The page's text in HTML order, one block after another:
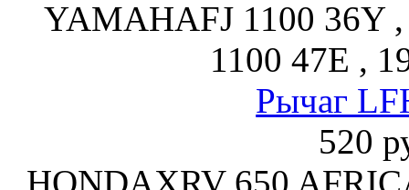
YAMAHAFJ 1100 36Y ,
1100 47E ,
Рычаг
520
HONDAXRV 650